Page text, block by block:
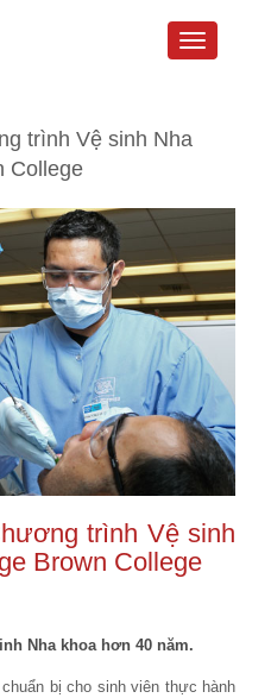
Toggle
trình Vệ sinh Nha
College
trình Vệ sinh
Brown College
Nha khoa hơn 40 năm.
bị cho sinh viên thực hành